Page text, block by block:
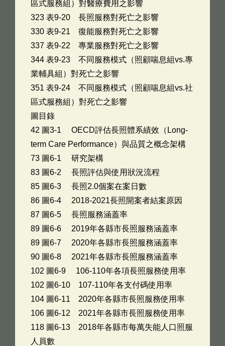
區式服務組）對醫療費用之影響
323 表9-20 長照服務對死亡之影響
330 表9-21 復能服務對死亡之影響
337 表9-22 專業服務對死亡之影響
344 表9-23 不同服務模式（照顧喘息組vs.專
業輔具組）對死亡之影響
351 表9-24 不同服務模式（照顧喘息組vs.社
區式服務組）對死亡之影響
圖目錄
42 圖3-1 OECD評估長照體系績效（Long-
term Care Performance）與品質之概念架構
73 圖6-1 研究架構
83 圖6-2 長照評估與使用狀況流程
85 圖6-3 長照2.0個案在案日數
86 圖6-4 2018-2021長照開案者結案原因
87 圖6-5 長照服務涵蓋率
89 圖6-6 2019年各縣市長照服務涵蓋率
89 圖6-7 2020年各縣市長照服務涵蓋率
90 圖6-8 2021年各縣市長照服務涵蓋率
102 圖6-9 106-110年各項長照服務使用率
102 圖6-10 107-110年各支付碼使用率
104 圖6-11 2020年各縣市長照服務使用率
106 圖6-12 2021年各縣市長照服務使用率
118 圖6-13 2018年各縣市每萬失能人口照服
人員數